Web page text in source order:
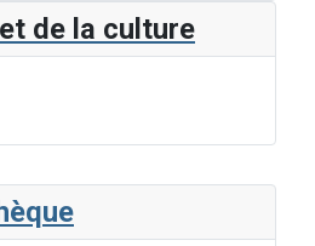
de la culture